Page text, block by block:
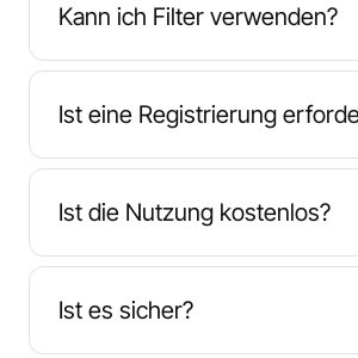
Kann ich Filter verwenden?
Ja, bei vielen Roulette-Chats,
CallMeChat
, können Sie nach Ort,
oder Sprache filtern.
Ist eine Registrierung
Nein. Sie können als Gast chatten
Konto für zusätzliche Funktionen
Ist die Nutzung kostenlos?
Ja, der Roulette-Chat ist kostenlos.
Seiten gibt es optionale Premium-
die grundlegende Nutzung kostet
Ist es sicher?